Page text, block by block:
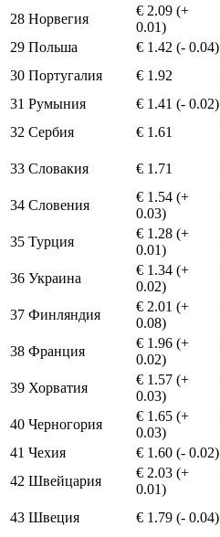
28 Норвегия
€ 2.09 (+
0.01)
29 Польша € 1.42 (- 0.04)
30 Португалия € 1.92
31 Румыния € 1.41 (- 0.02)
32 Сербия € 1.61
33 Словакия € 1.71
34 Словения
€ 1.54 (+
0.03)
35 Турция
€ 1.28 (+
0.01)
36 Украина
€ 1.34 (+
0.02)
37 Финляндия
€ 2.01 (+
0.08)
38 Франция
€ 1.96 (+
0.02)
39 Хорватия
€ 1.57 (+
0.03)
40 Черногория
€ 1.65 (+
0.03)
41 Чехия € 1.60 (- 0.02)
42 Швейцария
€ 2.03 (+
0.01)
43 Швеция € 1.79 (- 0.04)